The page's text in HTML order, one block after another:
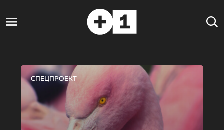
СПЕЦПРОЕКТ